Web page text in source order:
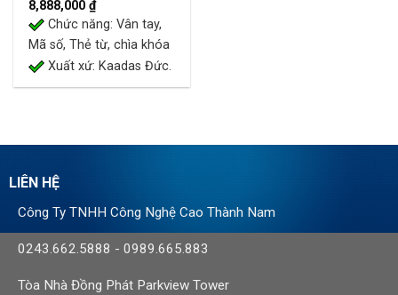
out of 5
Original
price
was:
10,600,000 ₫.
8,888,000₫Current
price
is:
8,888,000 ₫.
Chức năng: Vân tay,
Mã số, Thẻ từ, chìa khóa
Xuất xứ: Kaadas Đức.
LIÊN HỆ
Công Ty TNHH Công Nghệ Cao Thành Nam
0243.662.5888 - 0989.665.883
Tòa Nhà Đồng Phát Parkview Tower